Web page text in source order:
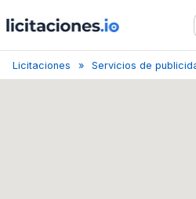
Licitaciones Servicios de